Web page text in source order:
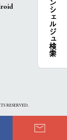
コンシェルジュ検索
RESERVED.